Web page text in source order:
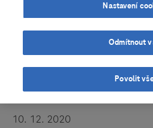
AfaSlovník
10. 12. 2020
Nastavení
Odmítnout
Povolit